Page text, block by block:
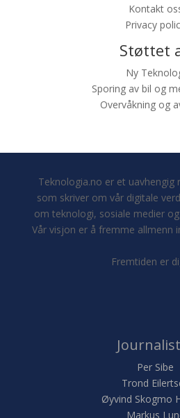
Kontakt
Privacy
Støttet
Ny
Sporing av bil og
Overvåkning og
Teknologia.no er et
som skriver om vår digitale
om teknologi, sosiale medier
Vår visjon er å fremme allmenn
Fremtiden er
Per Sibe
Trond
Øyvind Skogmo
Markus